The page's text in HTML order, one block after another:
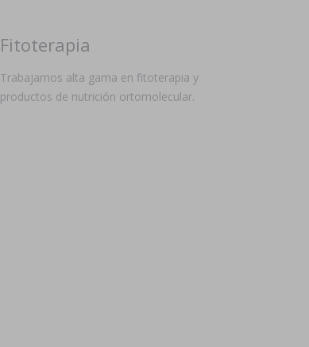
Fitoterapia
Trabajamos alta gama en fitoterapia y
productos de nutrición ortomolecular.